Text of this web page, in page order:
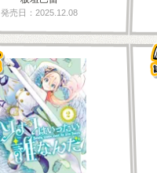
発売日：2025.12.08